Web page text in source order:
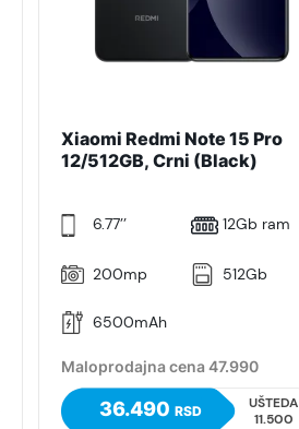
Xiaomi Redmi Note 15 Pro
12/512GB, Crni (Black)
6.77’’ 12Gb ram
200mp 512Gb
6500mAh
Maloprodajna cena 47.990
36.490RSD
UŠTEDA
11.500